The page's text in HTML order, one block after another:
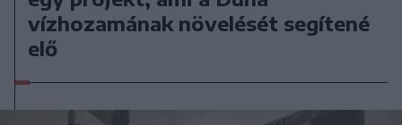
vízhozamának növelését segítené
elő